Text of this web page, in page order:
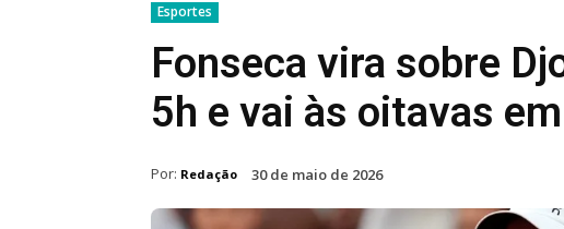
Esportes
Fonseca vira sobre
5h e vai às oitavas
Por: Redação 30 de maio de 2026